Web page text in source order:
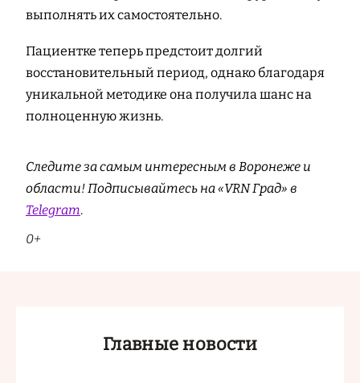
выполнять их самостоятельно.
Пациентке теперь предстоит долгий
восстановительный период, однако благодаря
уникальной методике она получила шанс на
полноценную жизнь.
Следите за самым интересным в Воронеже и
области! Подписывайтесь на «VRN Град» в
Telegram.
0+
Главные новости